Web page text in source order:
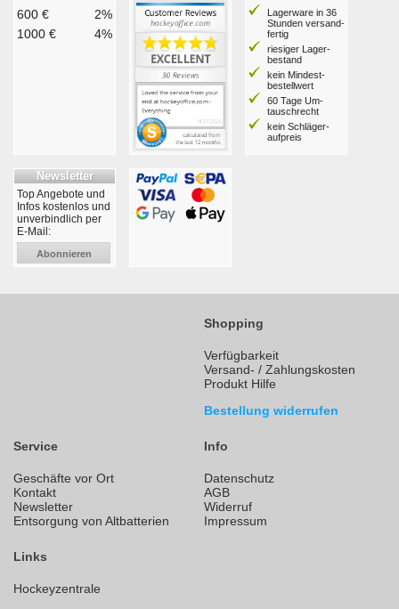
600 €
2%
1000 €
4%
Lagerware in 36
Stunden ver­sand­
fertig
riesiger Lager­
bestand
kein Mindest­
bestell­wert
60 Tage Um­
tausch­recht
kein Schläger­
aufpreis
Newsletter
Top Angebote und
Infos kostenlos und
unverbindlich per
E-Mail:
Abonnieren
Shopping
Verfügbarkeit
Versand- / Zahlungskosten
Produkt Hilfe
Bestellung widerrufen
Service
Geschäfte vor Ort
Kontakt
Newsletter
Entsorgung von Altbatterien
Info
Datenschutz
AGB
Widerruf
Impressum
Links
Hockeyzentrale